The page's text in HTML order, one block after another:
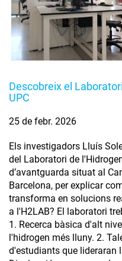
Descobreix el
UPC
25 de febr. 2026
Els investigadors Lluís
del Laboratori de
d’avantguarda situat al
Barcelona, per explicar
transforma en solucions
a l'H2LAB? El laboratori
1. Recerca bàsica d'alt
l'hidrogen més lluny. 2.
d'estudiants que lideraran